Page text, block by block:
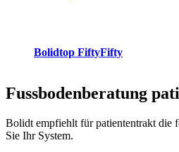
Bolidtop FiftyFifty
Fussbodenberatung
Bolidt empfiehlt für patiententrakt die
Sie Ihr System.